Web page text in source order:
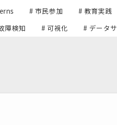
# 市民参加 # 教育実践
障検知 # 可視化 # データ